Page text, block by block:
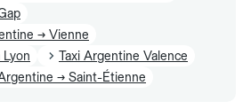
→ Vienne
Lyon
Taxi Argentine Valence
→ Saint-Étienne